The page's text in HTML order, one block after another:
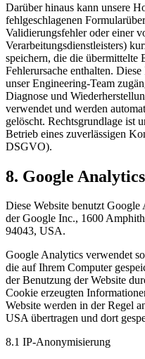
Darüber hinaus kann unsere
fehlgeschlagenen
Validierungsfehler oder einer
Verarbeitungsdienstleisters)
speichern, die die übermittelte
Fehlerursache enthalten.
unser Engineering-Team
Diagnose und
verwendet und werden
gelöscht. Rechtsgrundlage ist
Betrieb eines zuverlässigen
DSGVO).
8. Google Analytics
Diese Website benutzt Google
der Google Inc., 1600
94043, USA.
Google Analytics verwendet
die auf Ihrem Computer
der Benutzung der Website
Cookie erzeugten
Website werden in der Regel
USA übertragen und dort
8.1 IP-Anonymisierung